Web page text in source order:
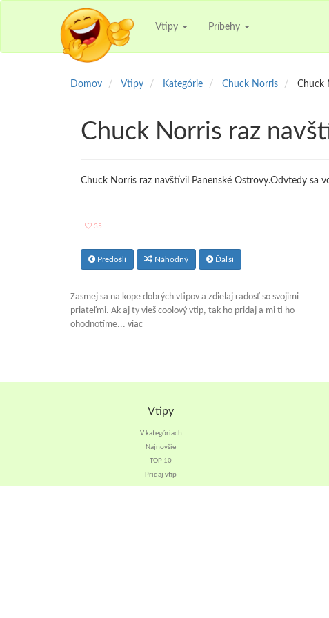
Vtipy Príbehy
Domov Vtipy Kategórie Chuck Norris Chuck
Chuck Norris raz
Chuck Norris raz navštívil Panenské Ostrovy.Odvtedy sa
35
Predošlí Náhodný Ďaľší
Zasmej sa na kope dobrých vtipov a zdielaj radosť so svojimi
priateľmi. Ak aj ty vieš coolový vtip, tak ho pridaj a mi ti ho
ohodnotíme... viac
Vtipy
V kategóriach
Najnovšie
TOP 10
Pridaj vtip